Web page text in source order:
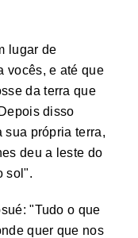
lugar de
vocês, e até que
da terra que
disso
sua própria terra,
deu a leste do
sol".
"Tudo o que
quer que nos